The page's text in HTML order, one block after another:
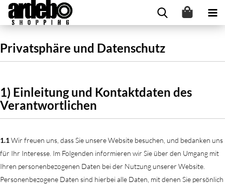
Privatsphäre und Datenschutz
1) Einleitung und Kontaktdaten des
Verantwortlichen
1.1Wir freuen uns, dass Sie unsere Website besuchen, und bedanken uns
für Ihr Interesse. Im Folgenden informieren wir Sie über den Umgang mit
Ihren personenbezogenen Daten bei der Nutzung unserer Website.
Personenbezogene Daten sind hierbei alle Daten, mit denen Sie persönlich